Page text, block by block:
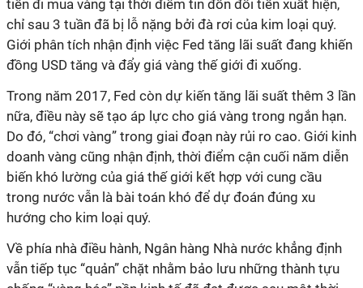
tiền đi mua vàng tại thời điểm tin đồn đổi tiền xuất hiện,
chỉ sau 3 tuần đã bị lỗ nặng bởi đà rơi của kim loại quý.
Giới phân tích nhận định việc Fed tăng lãi suất đang khiến
đồng USD tăng và đẩy giá vàng thế giới đi xuống.
Trong năm 2017, Fed còn dự kiến tăng lãi suất thêm 3 lần
nữa, điều này sẽ tạo áp lực cho giá vàng trong ngắn hạn.
Do đó, “chơi vàng” trong giai đoạn này rủi ro cao. Giới kinh
doanh vàng cũng nhận định, thời điểm cận cuối năm diễn
biến khó lường của giá thế giới kết hợp với cung cầu
trong nước vẫn là bài toán khó để dự đoán đúng xu
hướng cho kim loại quý.
Về phía nhà điều hành, Ngân hàng Nhà nước khẳng định
vẫn tiếp tục “quản” chặt nhằm bảo lưu những thành tựu